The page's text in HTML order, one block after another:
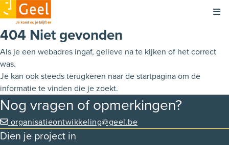
404 Niet gevonden
Als je een webadres ingaf, gelieve na te kijken of het correct
was.
Je kan ook steeds terugkeren naar de startpagina om de
informatie te vinden die je zoekt.
Nog vragen of opmerkingen?
organisatieontwikkeling@geel.be
Dien je project in